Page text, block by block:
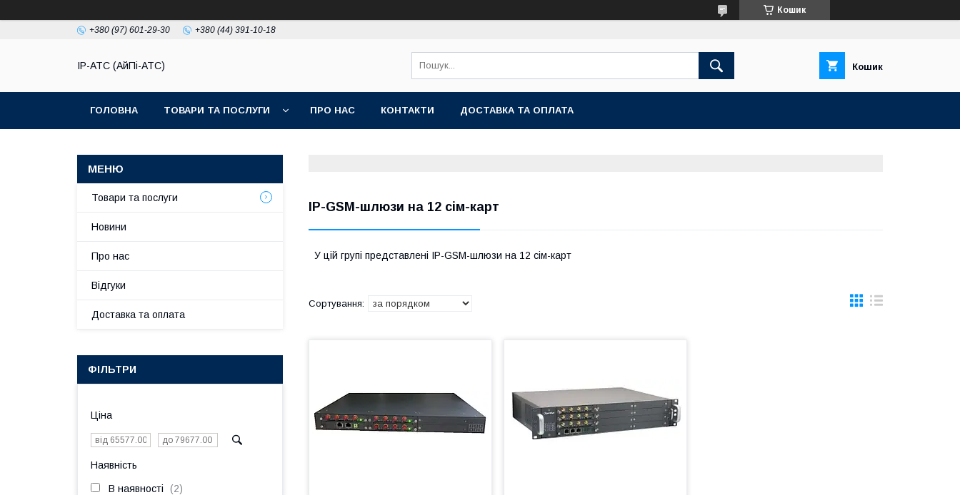
Кошик
+380 (97) 601-29-30 +380 (44) 391-10-18
IP-АТС (АйПі-АТС) Кошик
ГОЛОВНА ТОВАРИ ТА ПОСЛУГИ ПРО НАС КОНТАКТИ ДОСТАВКА ТА ОПЛАТА
IP-GSM-шлюзи на 12 сім-карт
У цій групі представлені IP-GSM-шлюзи на 12 сім-карт
Товари та послуги
Новини
Про нас
Відгуки
Доставка та оплата
ФІЛЬТРИ
Ціна
Наявність
В наявності 2